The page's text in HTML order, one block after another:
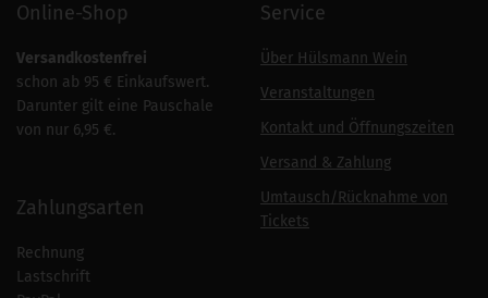
Online-Shop
Versandkostenfrei
schon ab 95 € Einkaufswert.
Darunter gilt eine Pauschale
von nur 6,95 €.
Zahlungsarten
Rechnung
Lastschrift
Service
Über Hülsmann Wein
Veranstaltungen
Kontakt und Öffnungszeiten
Versand & Zahlung
Umtausch/Rücknahme von
Tickets